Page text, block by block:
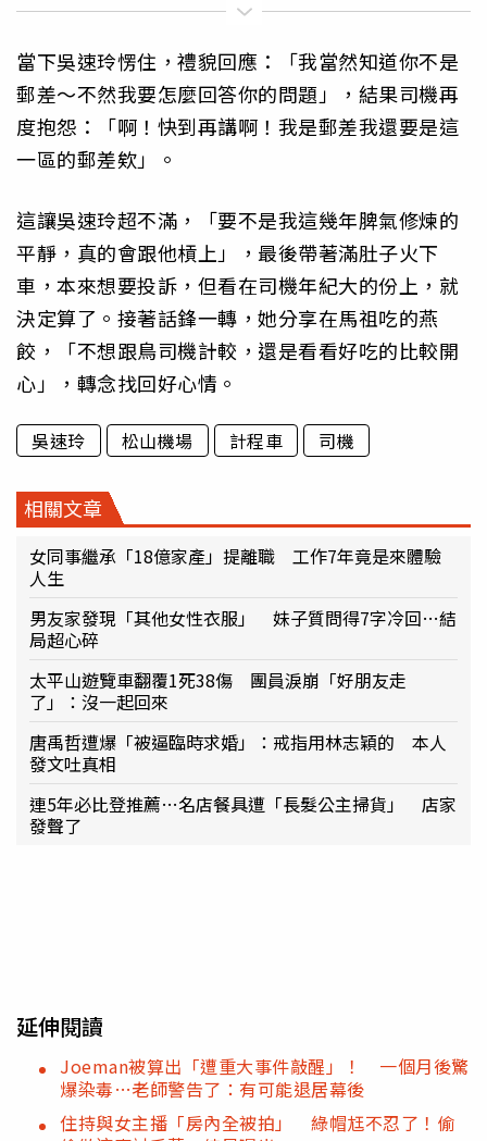
當下吳速玲愣住，禮貌回應：「我當然知道你不是
郵差～不然我要怎麼回答你的問題」，結果司機再
度抱怨：「啊！快到再講啊！我是郵差我還要是這
一區的郵差欸」。
這讓吳速玲超不滿，「要不是我這幾年脾氣修煉的
平靜，真的會跟他槓上」，最後帶著滿肚子火下
車，本來想要投訴，但看在司機年紀大的份上，就
決定算了。接著話鋒一轉，她分享在馬祖吃的燕
餃，「不想跟鳥司機計較，還是看看好吃的比較開
心」，轉念找回好心情。
吳速玲 松山機場 計程車 司機
相關文章
女同事繼承「18億家產」提離職 工作7年竟是來體驗
人生
男友家發現「其他女性衣服」 妹子質問得7字冷回…結
局超心碎
太平山遊覽車翻覆1死38傷 團員淚崩「好朋友走
了」：沒一起回來
唐禹哲遭爆「被逼臨時求婚」：戒指用林志穎的 本人
發文吐真相
連5年必比登推薦…名店餐具遭「長髮公主掃貨」 店家
發聲了
延伸閱讀
Joeman被算出「遭重大事件敲醒」！ 一個月後驚
爆染毒…老師警告了：有可能退居幕後
住持與女主播「房內全被拍」 綠帽尪不忍了！偷